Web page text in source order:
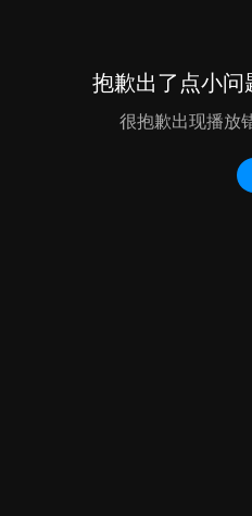
抱歉出了点小问
很抱歉出现播放